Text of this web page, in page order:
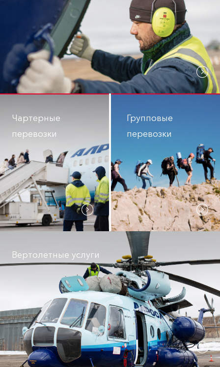
Чартерные
перевозки
Групповые
перевозки
Вертолетные услуги